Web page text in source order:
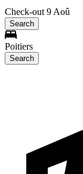
Check-out 9 Aoû
Search
Poitiers
Search